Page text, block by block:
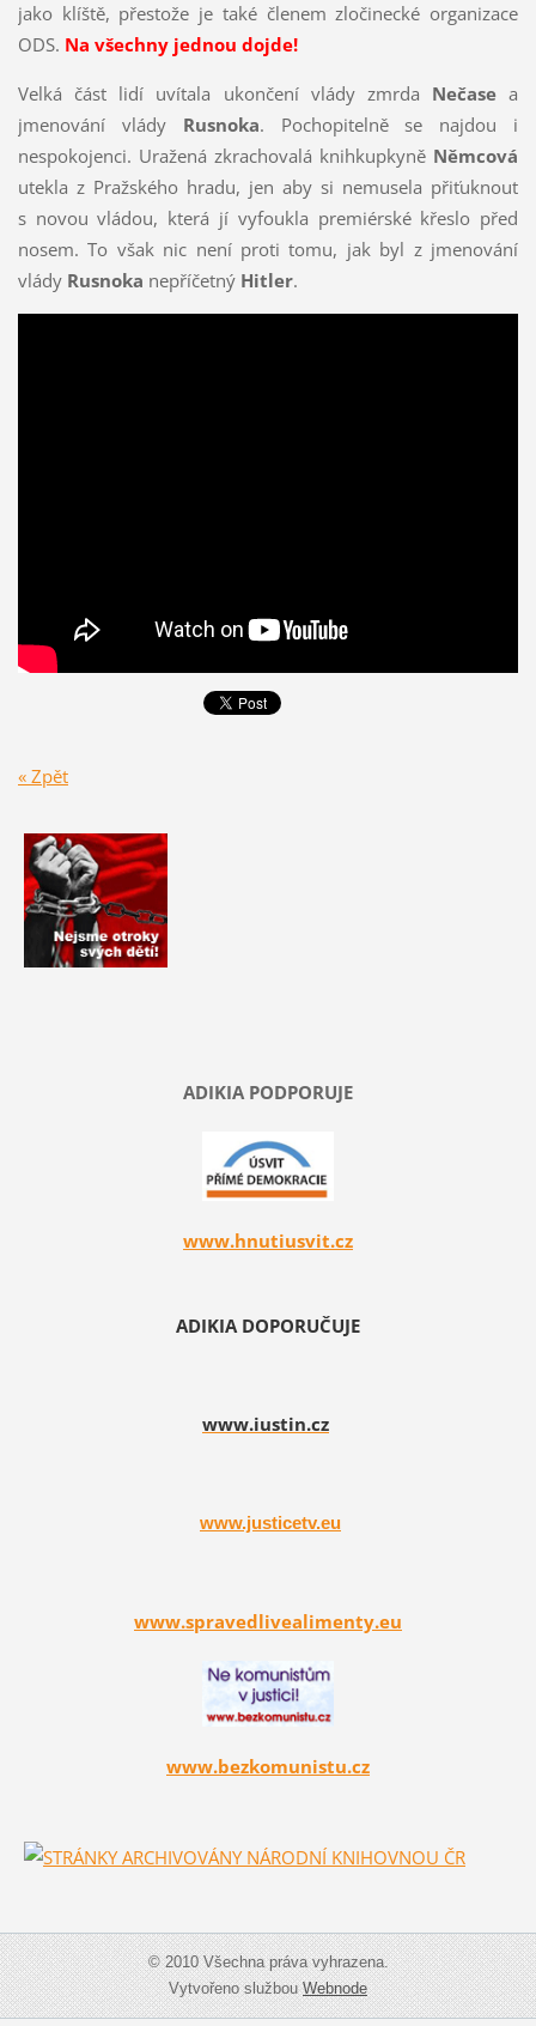
jako klíště, přestože je také členem zločinecké organizace
ODS. Na všechny jednou dojde!
Velká část lidí uvítala ukončení vlády zmrda Nečasea
jmenování vlády Rusnoka. Pochopitelně se najdou i
nespokojenci. Uražená zkrachovalá knihkupkyně Němcová
utekla z Pražského hradu, jen aby si nemusela přiťuknout
s novou vládou, která jí vyfoukla premiérské křeslo před
nosem. To však nic není proti tomu, jak byl z jmenování
vlády Rusnoka nepříčetný Hitler.
« Zpět
ADIKIA PODPORUJE
www.hnutiusvit.cz
ADIKIA DOPORUČUJE
www.iustin.cz
www.justicetv.eu
www.spravedlivealimenty.eu
www.bezkomunistu.cz
© 2010 Všechna práva vyhrazena.
Vytvořeno službouWebnode